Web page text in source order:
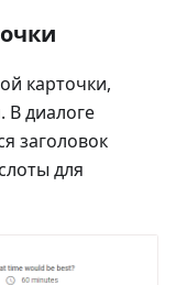
карточки,
В диалоге
заголовок
для